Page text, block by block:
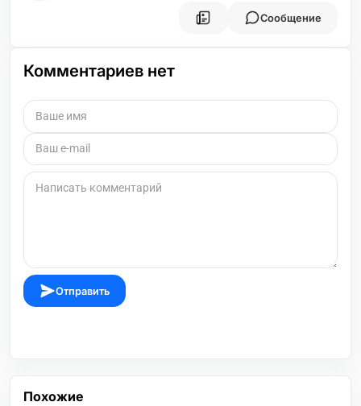
Сообщение
Комментариев нет
Отправить
Похожие